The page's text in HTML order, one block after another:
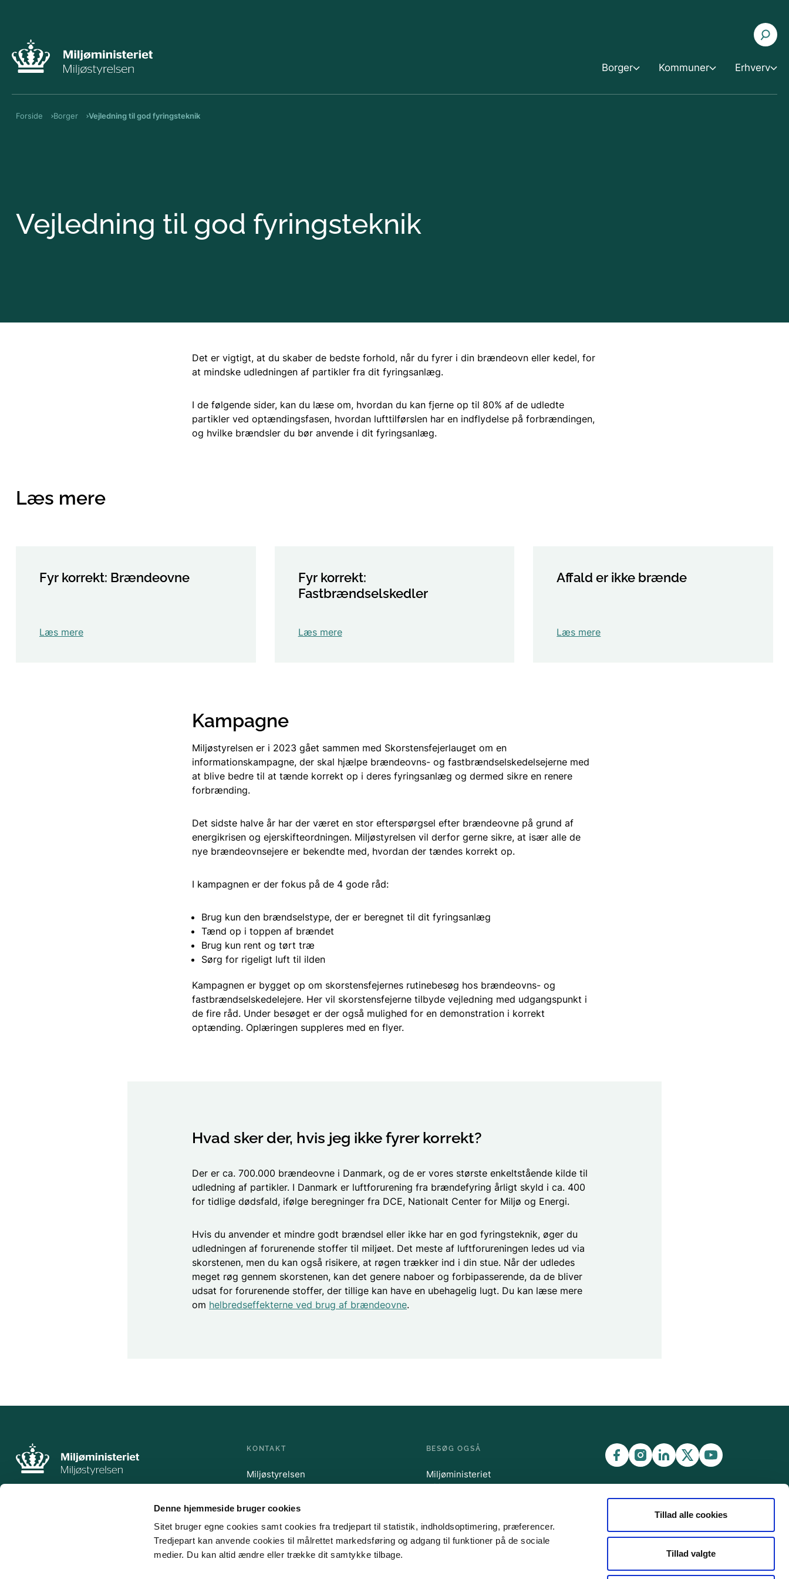
Denne hjemmeside bruger cookies
Sitet bruger egne cookies samt cookies fra tredjepart til statistik, indholdsoptimering, præferencer.
Tredjepart kan anvende cookies til målrettet markedsføring og adgang til funktioner på de sociale
medier. Du kan altid ændre eller trække dit samtykke tilbage.
Tillad alle cookies
Tillad valgte
Borger
Ofte stillede spørgsmål
Kommuner Erhverv
Spørgsmål og svar til halmfyr
Forside Borger Vejledning til god fyringsteknik
Vejledning til god fyringsteknik
Det er vigtigt, at du skaber de bedste forhold, når du fyrer i din brændeovn eller kedel, for
at mindske udledningen af partikler fra dit fyringsanlæg.
I de følgende sider, kan du læse om, hvordan du kan fjerne op til 80% af de udledte
partikler ved optændingsfasen, hvordan lufttilførslen har en indflydelse på forbrændingen,
og hvilke brændsler du bør anvende i dit fyringsanlæg.
Læs mere
Fyr korrekt: Brændeovne
Læs mere
Fyr korrekt:
Fastbrændselskedler
Læs mere
Affald er ikke brænde
Læs mere
Kampagne
Miljøstyrelsen er i 2023 gået sammen med Skorstensfejerlauget om en
informationskampagne, der skal hjælpe brændeovns- og fastbrændselskedelsejerne med
at blive bedre til at tænde korrekt op i deres fyringsanlæg og dermed sikre en renere
forbrænding.
Det sidste halve år har der været en stor efterspørgsel efter brændeovne på grund af
energikrisen og ejerskifteordningen. Miljøstyrelsen vil derfor gerne sikre, at især alle de
nye brændeovnsejere er bekendte med, hvordan der tændes korrekt op.
I kampagnen er der fokus på de 4 gode råd:
Brug kun den brændselstype, der er beregnet til dit fyringsanlæg
Tænd op i toppen af brændet
Brug kun rent og tørt træ
Sørg for rigeligt luft til ilden
Kampagnen er bygget op om skorstensfejernes rutinebesøg hos brændeovns- og
fastbrændselskedelejere. Her vil skorstensfejerne tilbyde vejledning med udgangspunkt i
de fire råd. Under besøget er der også mulighed for en demonstration i korrekt
optænding. Oplæringen suppleres med en flyer.
Hvad sker der, hvis jeg ikke fyrer korrekt?
Der er ca. 700.000 brændeovne i Danmark, og de er vores største enkeltstående kilde til
udledning af partikler. I Danmark er luftforurening fra brændefyring årligt skyld i ca. 400
for tidlige dødsfald, ifølge beregninger fra DCE, Nationalt Center for Miljø og Energi.
Hvis du anvender et mindre godt brændsel eller ikke har en god fyringsteknik, øger du
udledningen af forurenende stoffer til miljøet. Det meste af luftforureningen ledes ud via
skorstenen, men du kan også risikere, at røgen trækker ind i din stue. Når der udledes
meget røg gennem skorstenen, kan det genere naboer og forbipasserende, da de bliver
udsat for forurenende stoffer, der tillige kan have en ubehagelig lugt. Du kan læse mere
om helbredseffekterne ved brug af brændeovne.
KONTAKT
Miljøstyrelsen
Lerchesgade 35
Tlf. 72 54 40 00
mst@mst.dk
BESØG OGSÅ
Miljøministeriet
Miljøstyrelsen